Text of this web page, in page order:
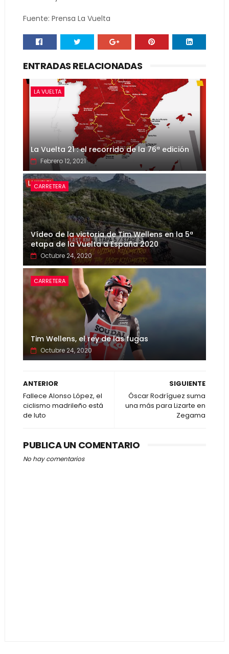
Fuente: Prensa La Vuelta
ENTRADAS RELACIONADAS
LA VUELTA
La Vuelta 21 : el recorrido de la 76ª edición
Febrero 12, 2021
CARRETERA
Vídeo de la victoria de Tim Wellens en la 5ª
etapa de la Vuelta a España 2020
Octubre 24, 2020
CARRETERA
Tim Wellens, el rey de las fugas
Octubre 24, 2020
SIGUIENTE
Óscar Rodríguez suma
una más para Lizarte en
Zegama
ANTERIOR
Fallece Alonso López, el
ciclismo madrileño está
de luto
PUBLICA UN COMENTARIO
No hay comentarios